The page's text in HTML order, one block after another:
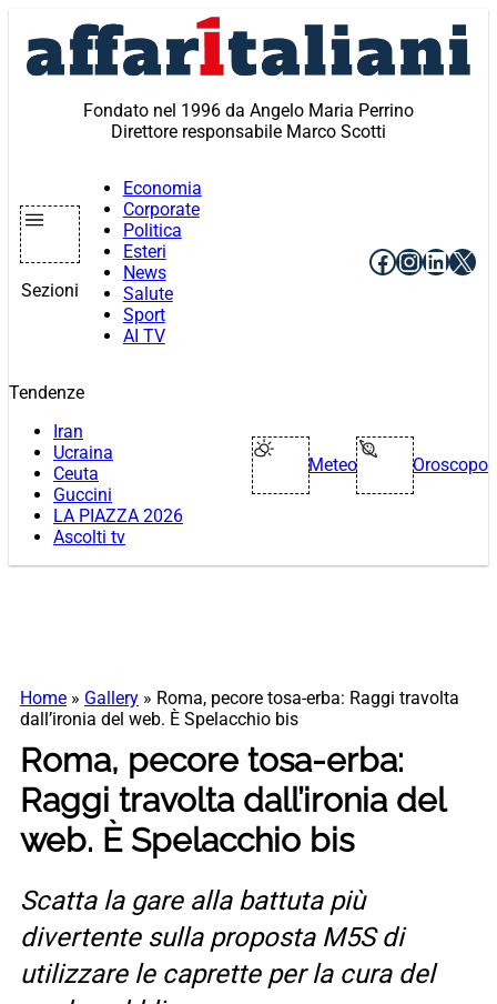
contenuto
Fondato nel 1996 da Angelo Maria Perrino
Direttore responsabile Marco Scotti
Sezioni
Economia
Corporate
Politica
Esteri
News
Salute
Sport
AI TV
Facebook
X
Tendenze
Iran
Ucraina
Ceuta
Guccini
LA PIAZZA 2026
Ascolti tv
Meteo Oroscopo
Home » Gallery » Roma, pecore tosa-erba: Raggi travolta
dall’ironia del web. È Spelacchio bis
Roma, pecore tosa-erba:
Raggi travolta dall’ironia del
web. È Spelacchio bis
Scatta la gare alla battuta più
divertente sulla proposta M5S di
utilizzare le caprette per la cura del